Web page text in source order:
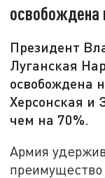
освобождена
Президент
Луганская
освобождена
Херсонская и
чем на 70%.
Армия